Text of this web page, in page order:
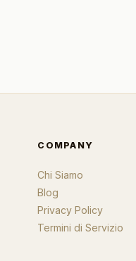
COMPANY
Chi Siamo
Blog
Privacy Policy
Termini di Servizio